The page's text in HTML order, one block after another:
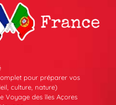
pour préparer vos
culture, nature)
Voyage des îles Açores